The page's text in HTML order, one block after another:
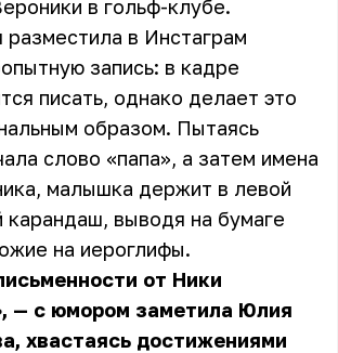
в гольф-клубе.
в Инстаграм
запись: в кадре
писать, однако делает это
образом. Пытаясь
слово «папа», а затем имена
малышка держит в левой
карандаш, выводя на бумаге
на иероглифы.
от Ники
— с юмором заметила Юлия
хвастаясь достижениями